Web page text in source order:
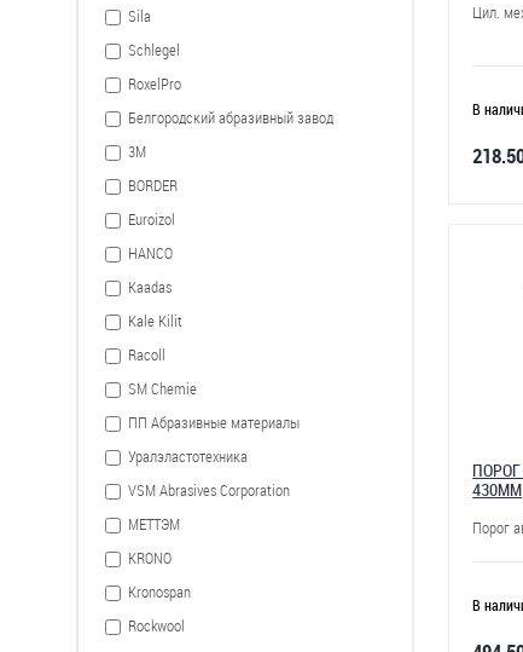
Sila
Schlegel
RoxelPro
Белгородский абразивный завод
3М
BORDER
Euroizol
HANCO
Kaadas
Kale Kilit
Racoll
SM Chemie
ПП Абразивные материалы
Уралэластотехника
VSM Abrasives Corporation
МЕТТЭМ
KRONO
Kronospan
Rockwool
Цил.
В
430ММ
Порог
В